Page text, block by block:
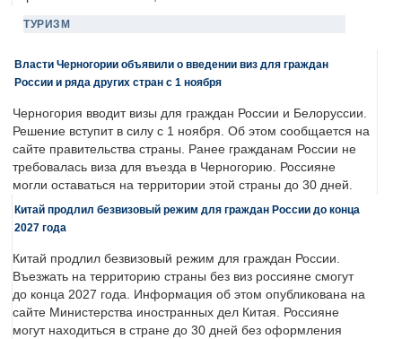
ТУРИЗМ
Власти Черногории объявили о введении виз для граждан
России и ряда других стран с 1 ноября
Черногория вводит визы для граждан России и Белоруссии.
Решение вступит в силу с 1 ноября. Об этом сообщается на
сайте правительства страны. Ранее гражданам России не
требовалась виза для въезда в Черногорию. Россияне
могли оставаться на территории этой страны до 30 дней.
Китай продлил безвизовый режим для граждан России до конца
2027 года
Китай продлил безвизовый режим для граждан России.
Въезжать на территорию страны без виз россияне смогут
до конца 2027 года. Информация об этом опубликована на
сайте Министерства иностранных дел Китая. Россияне
могут находиться в стране до 30 дней без оформления